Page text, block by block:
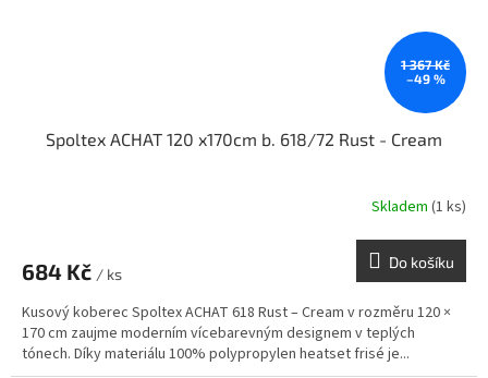
1 367 Kč
–49 %
Spoltex ACHAT 120 x170cm b. 618/72 Rust - Cream
Skladem (1 ks)
684 Kč / ks
Do košíku
Kusový koberec Spoltex ACHAT 618 Rust – Cream v rozměru 120 ×
170 cm zaujme moderním vícebarevným designem v teplých
tónech. Díky materiálu 100% polypropylen heatset frisé je...